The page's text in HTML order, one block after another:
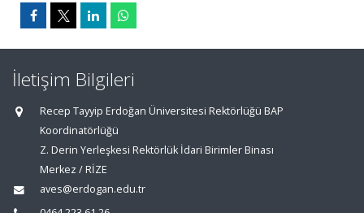
İletişim Bilgileri
Recep Tayyip Erdoğan Üniversitesi Rektörlüğü BAP
Koordinatörlüğü
Z. Derin Yerleşkesi Rektörlük İdari Birimler Binası
Merkez / RİZE
aves@erdogan.edu.tr